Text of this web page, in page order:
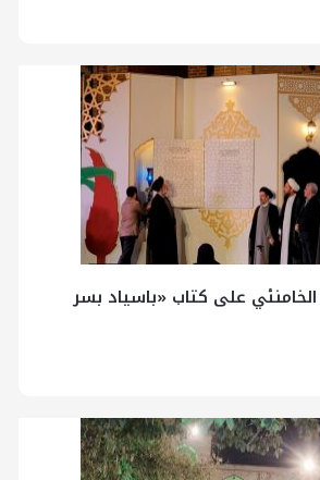
على كتاب «باسياد بسر